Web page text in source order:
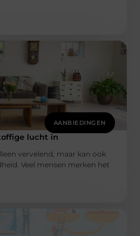
AANBIEDINGEN
lucht in
vervelend, maar kan ook
Veel mensen merken het